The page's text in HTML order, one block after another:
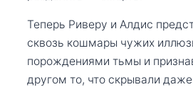
Теперь Риверу и Алдис
сквозь кошмары чужих
порождениями тьмы и
другом то, что скрывали